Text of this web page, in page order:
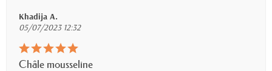
Khadija A.
05/07/2023 12:32
Châle mousseline